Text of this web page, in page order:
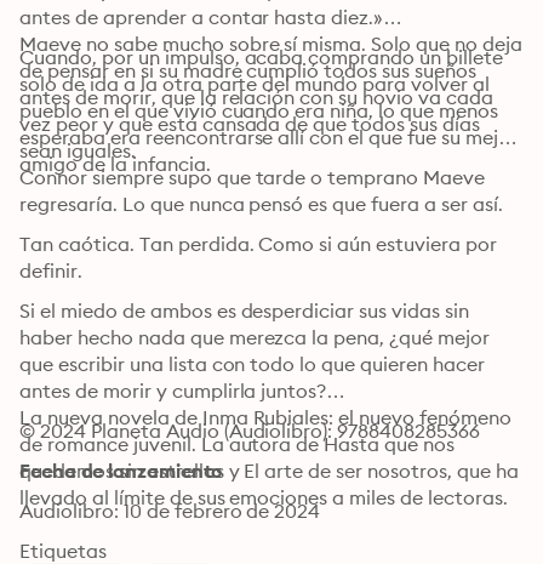
antes de aprender a contar hasta diez.»
Maeve no sabe mucho sobre sí misma. Solo que no deja
de pensar en si su madre cumplió todos sus sueños
antes de morir, que la relación con su novio va cada
vez peor y que está cansada de que todos sus días
sean iguales.
Cuando, por un impulso, acaba comprando un billete
solo de ida a la otra parte del mundo para volver al
pueblo en el que vivió cuando era niña, lo que menos
esperaba era reencontrarse allí con el que fue su mejor
amigo de la infancia.
Connor siempre supo que tarde o temprano Maeve
regresaría. Lo que nunca pensó es que fuera a ser así.
Tan caótica. Tan perdida. Como si aún estuviera por
definir.
Si el miedo de ambos es desperdiciar sus vidas sin
haber hecho nada que merezca la pena, ¿qué mejor
que escribir una lista con todo lo que quieren hacer
antes de morir y cumplirla juntos?
La nueva novela de Inma Rubiales: el nuevo fenómeno
de romance juvenil. La autora de Hasta que nos
quedemos sin estrellas y El arte de ser nosotros, que ha
llevado al límite de sus emociones a miles de lectoras.
© 2024 Planeta Audio (Audiolibro): 9788408285366
Fecha de lanzamiento
Audiolibro: 10 de febrero de 2024
Etiquetas